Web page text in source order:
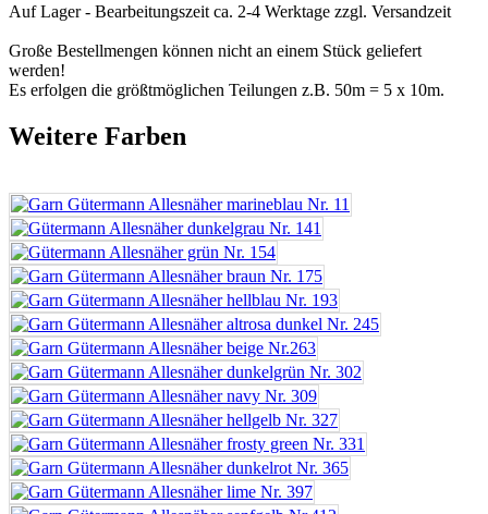
Auf Lager - Bearbeitungszeit ca. 2-4 Werktage zzgl. Versandzeit
Große Bestellmengen können nicht an einem Stück geliefert
werden!
Es erfolgen die größtmöglichen Teilungen z.B. 50m = 5 x 10m.
Weitere Farben